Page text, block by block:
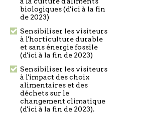
biologiques (d'ici à la fin
de 2023)
Sensibiliser les visiteurs
à l'horticulture durable
et sans énergie fossile
(d'ici à la fin de 2023)
Sensibiliser les visiteurs
à l'impact des choix
alimentaires et des
déchets sur le
changement climatique
(d'ici à la fin de 2023).